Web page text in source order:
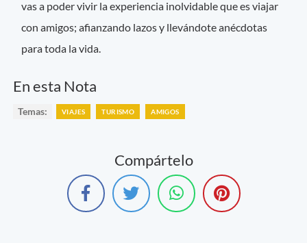
vas a poder vivir la experiencia inolvidable que es viajar
con amigos; afianzando lazos y llevándote anécdotas
para toda la vida.
En esta Nota
Temas: VIAJES TURISMO AMIGOS
Compártelo